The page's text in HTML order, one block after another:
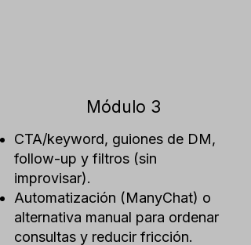
Módulo 3
CTA/keyword, guiones de DM,
follow-up y filtros (sin
improvisar).
Automatización (ManyChat) o
alternativa manual para ordenar
consultas y reducir fricción.